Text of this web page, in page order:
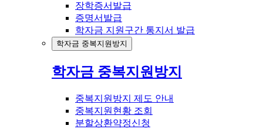
장학증서발급
증명서발급
학자금 지원구간 통지서 발급
학자금 중복지원방지
학자금 중복지원방지
중복지원방지 제도 안내
중복지원현황 조회
분할상환약정신청